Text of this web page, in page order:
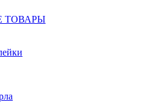
ТОВАРЫ